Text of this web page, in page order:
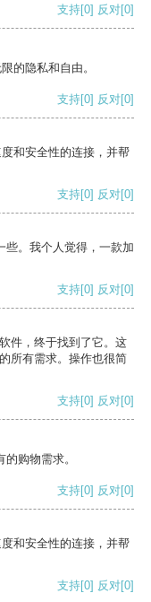
支持[0] 反对[0]
的隐私和自由。
支持[0] 反对[0]
和安全性的连接，并帮
支持[0] 反对[0]
些。我个人觉得，一款加
支持[0] 反对[0]
件，终于找到了它。这
所有需求。操作也很简
支持[0] 反对[0]
购物需求。
支持[0] 反对[0]
和安全性的连接，并帮
支持[0] 反对[0]